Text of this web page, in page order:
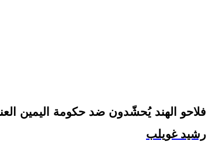
فلاحو الهند يُحشّدون ضد حكومة اليمين
رشيد غويلب